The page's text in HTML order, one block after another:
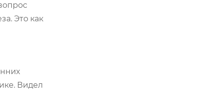
Это как
Видел